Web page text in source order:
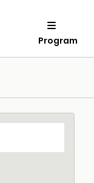
Program